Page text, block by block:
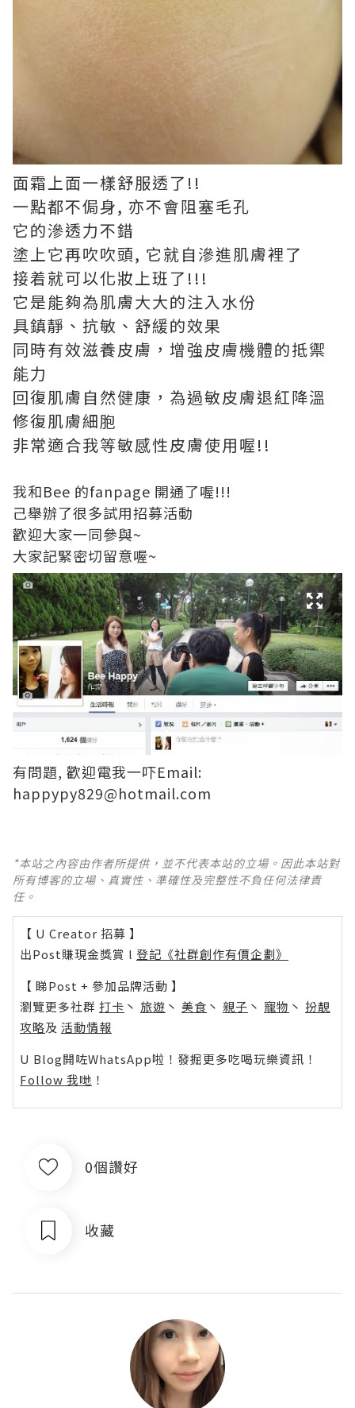
面霜上面一樣舒服透了!!
一點都不侷身, 亦不會阻塞毛孔
它的滲透力不錯
塗上它再吹吹頭, 它就自滲進肌膚裡了
接着就可以化妝上班了!!!
它是能夠為肌膚大大的注入水份
具鎮靜、抗敏、舒緩的效果
同時有效滋養皮膚，增強皮膚機體的抵禦
能力
回復肌膚自然健康，為過敏皮膚退紅降溫
修復肌膚細胞
非常適合我等敏感性皮膚使用喔!!
我和Bee 的fanpage 開通了喔!!!
己舉辦了很多試用招募活動
歡迎大家一同參與~
大家記緊密切留意喔~
有問題, 歡迎電我一吓Email:
happypy829@hotmail.com
*本站之內容由作者所提供，並不代表本站的立場。因此本站對
所有博客的立場、真實性、準確性及完整性不負任何法律責
任。
【 U Creator 招募 】
出Post賺現金獎賞 l 登記《社群創作有價企劃》
【 睇Post + 參加品牌活動 】
瀏覽更多社群 打卡 丶 旅遊 丶 美食 丶 親子 丶 寵物 丶 扮靚
攻略及 活動情報
U Blog開咗WhatsApp啦！發掘更多吃喝玩樂資訊！
Follow 我哋 ！
0個讚好
收藏